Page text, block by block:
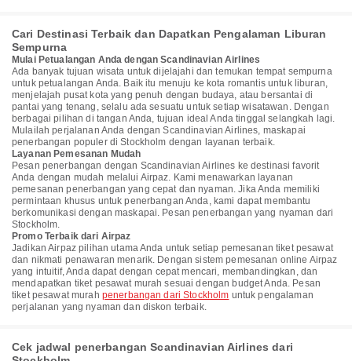
Cari Destinasi Terbaik dan Dapatkan Pengalaman Liburan
Sempurna
Mulai Petualangan Anda dengan Scandinavian Airlines
Ada banyak tujuan wisata untuk dijelajahi dan temukan tempat sempurna
untuk petualangan Anda. Baik itu menuju ke kota romantis untuk liburan,
menjelajah pusat kota yang penuh dengan budaya, atau bersantai di
pantai yang tenang, selalu ada sesuatu untuk setiap wisatawan. Dengan
berbagai pilihan di tangan Anda, tujuan ideal Anda tinggal selangkah lagi.
Mulailah perjalanan Anda dengan Scandinavian Airlines, maskapai
penerbangan populer di Stockholm dengan layanan terbaik.
Layanan Pemesanan Mudah
Pesan penerbangan dengan Scandinavian Airlines ke destinasi favorit
Anda dengan mudah melalui Airpaz. Kami menawarkan layanan
pemesanan penerbangan yang cepat dan nyaman. Jika Anda memiliki
permintaan khusus untuk penerbangan Anda, kami dapat membantu
berkomunikasi dengan maskapai. Pesan penerbangan yang nyaman dari
Stockholm.
Promo Terbaik dari Airpaz
Jadikan Airpaz pilihan utama Anda untuk setiap pemesanan tiket pesawat
dan nikmati penawaran menarik. Dengan sistem pemesanan online Airpaz
yang intuitif, Anda dapat dengan cepat mencari, membandingkan, dan
mendapatkan tiket pesawat murah sesuai dengan budget Anda. Pesan
tiket pesawat murah penerbangan dari Stockholm untuk pengalaman
perjalanan yang nyaman dan diskon terbaik.
Cek jadwal penerbangan Scandinavian Airlines dari